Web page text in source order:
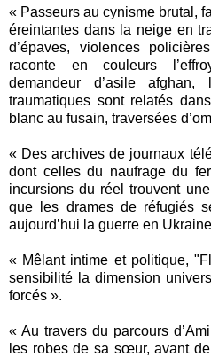
« Passeurs au cynisme brutal,
éreintantes dans la neige en
d’épaves, violences
raconte en couleurs
demandeur d’asile
traumatiques sont relatés
blanc au fusain, traversées
« Des archives de journaux
dont celles du naufrage du
incursions du réel trouvent
que les drames de réfugiés
aujourd’hui la guerre en
« Mêlant intime et politique,
sensibilité la dimension
forcés ».
« Au travers du parcours
les robes de sa sœur, avant